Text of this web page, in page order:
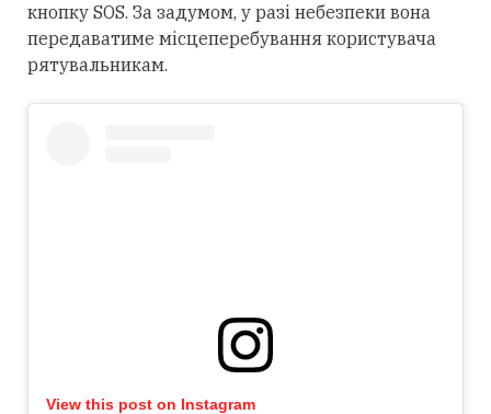
кнопку SOS. За задумом, у разі небезпеки вона
передаватиме місцеперебування користувача
рятувальникам.
View this post on Instagram